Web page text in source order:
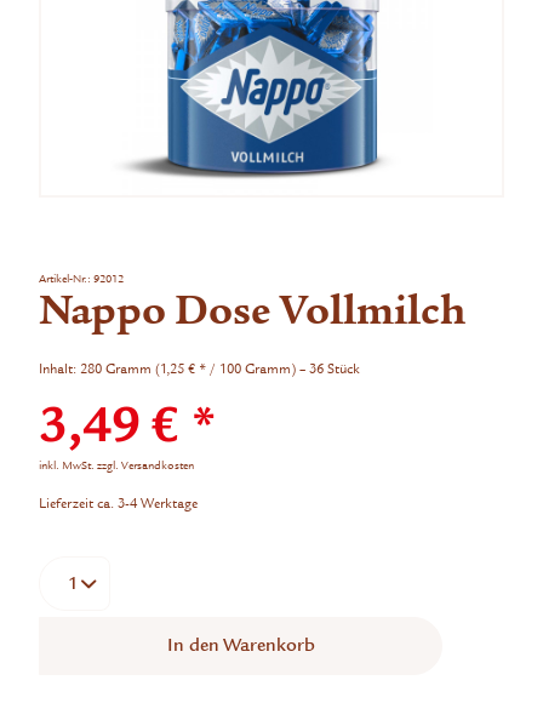
Artikel-Nr.:92012
Nappo Dose Vollmilch
Inhalt:280 Gramm (1,25 € * / 100 Gramm) – 36 Stück
3,49 € *
inkl. MwSt.zzgl. Versandkosten
Lieferzeit ca. 3-4 Werktage
In den Warenkorb